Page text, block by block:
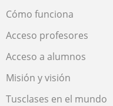
Cómo funciona
Acceso profesores
Acceso a alumnos
Misión y visión
Tusclases en el mundo